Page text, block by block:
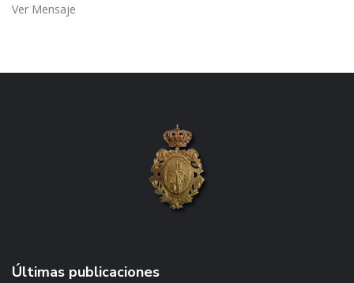
Ver Mensaje
Últimas publicaciones